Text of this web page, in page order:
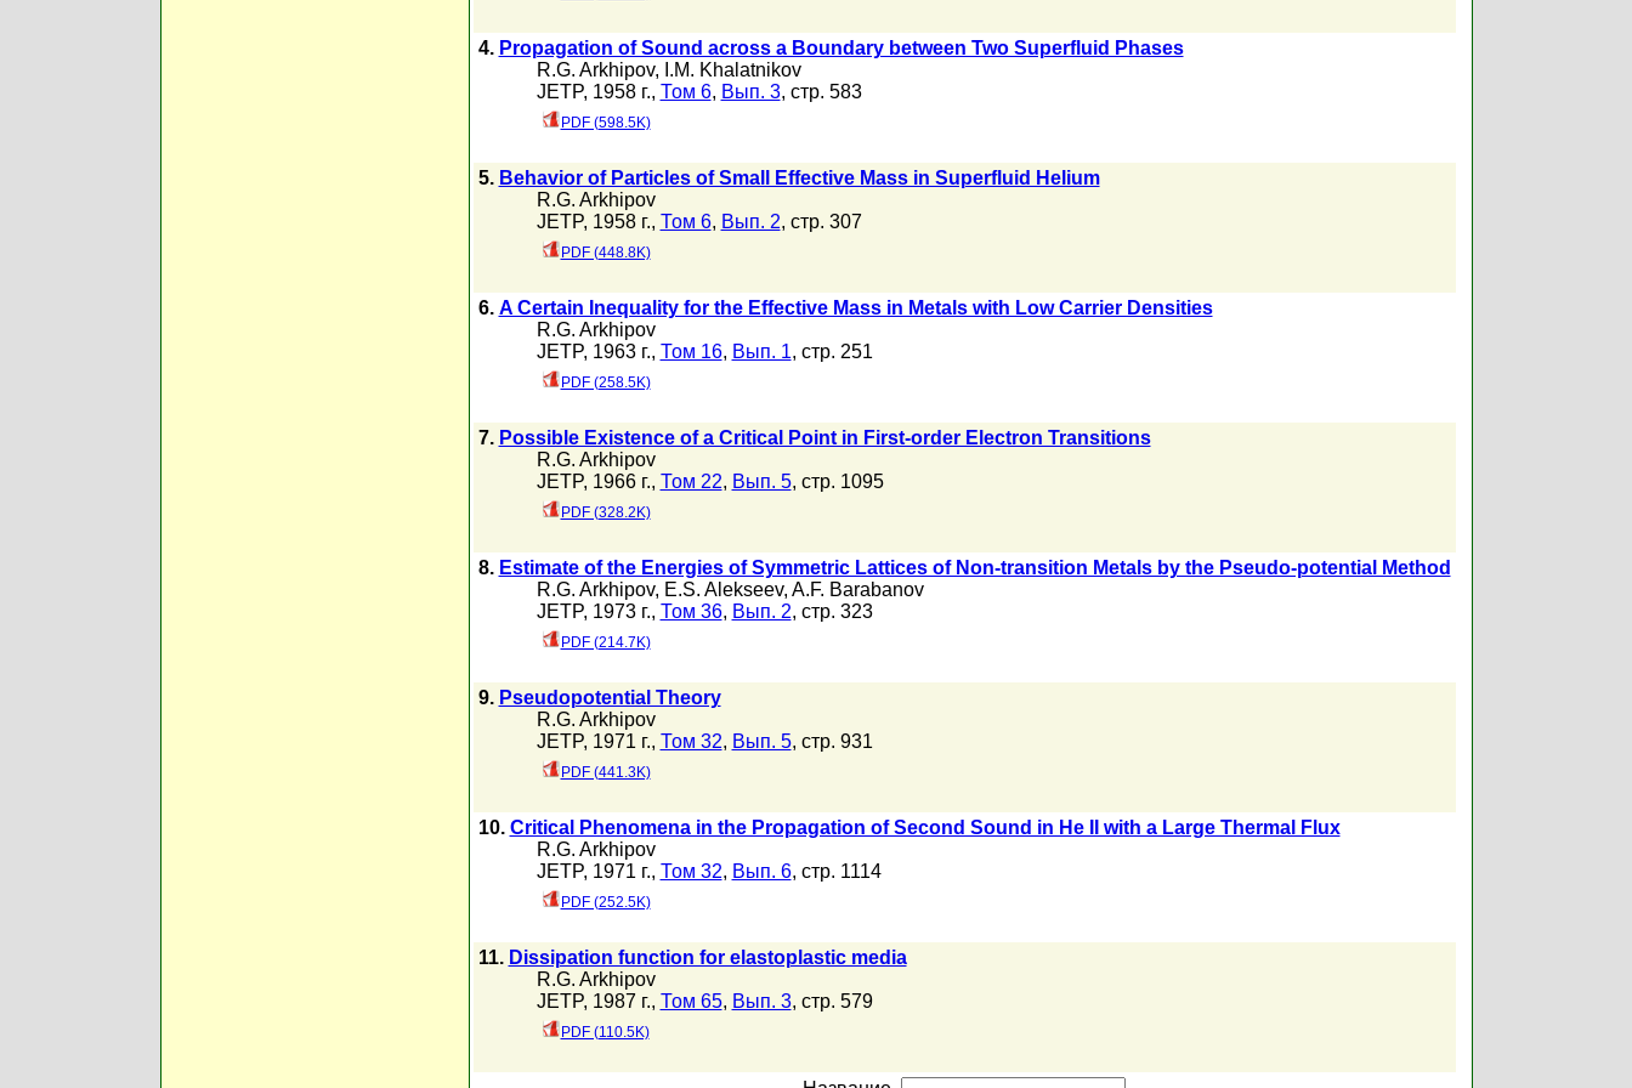
4. Propagation of Sound across a Boundary between Two Superfluid Phases
R.G. Arkhipov, I.M. Khalatnikov
JETP, 1958 г., Том 6, Вып. 3, стр. 583
PDF (598.5K)
5. Behavior of Particles of Small Effective Mass in Superfluid Helium
R.G. Arkhipov
JETP, 1958 г., Том 6, Вып. 2, стр. 307
PDF (448.8K)
6. A Certain Inequality for the Effective Mass in Metals with Low Carrier Densities
R.G. Arkhipov
JETP, 1963 г., Том 16, Вып. 1, стр. 251
PDF (258.5K)
7. Possible Existence of a Critical Point in First-order Electron Transitions
R.G. Arkhipov
JETP, 1966 г., Том 22, Вып. 5, стр. 1095
PDF (328.2K)
8. Estimate of the Energies of Symmetric Lattices of Non-transition Metals by the Pseudo-potential Method
R.G. Arkhipov, E.S. Alekseev, A.F. Barabanov
JETP, 1973 г., Том 36, Вып. 2, стр. 323
PDF (214.7K)
9. Pseudopotential Theory
R.G. Arkhipov
JETP, 1971 г., Том 32, Вып. 5, стр. 931
PDF (441.3K)
10. Critical Phenomena in the Propagation of Second Sound in He II with a Large Thermal Flux
R.G. Arkhipov
JETP, 1971 г., Том 32, Вып. 6, стр. 1114
PDF (252.5K)
11. Dissipation function for elastoplastic media
R.G. Arkhipov
JETP, 1987 г., Том 65, Вып. 3, стр. 579
PDF (110.5K)